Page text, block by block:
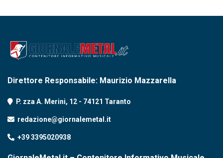
Direttore Responsabile: Maurizio Mazzarella
P. zza A. Merini, 12 - 74121 Taranto
redazione@giornalemetal.it
+39 3395020938